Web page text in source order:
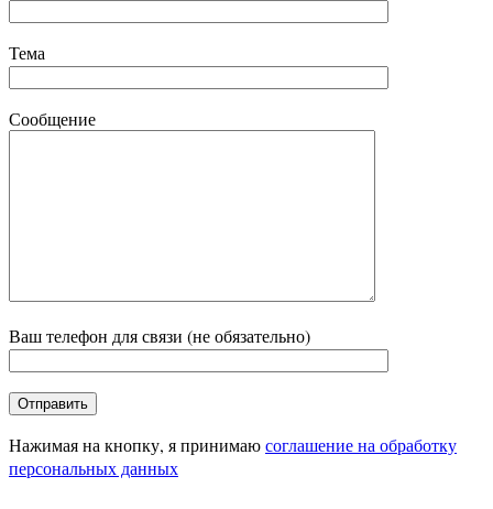
Тема
Сообщение
Ваш телефон для связи (не обязательно)
Нажимая на кнопку, я принимаюсоглашение на обработку
персональных данных